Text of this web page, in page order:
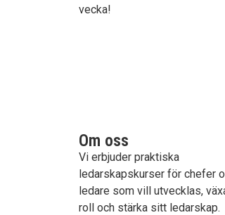
vecka!
Om oss
Vi erbjuder praktiska
ledarskapskurser för chefer
ledare som vill utvecklas,
roll och stärka sitt ledarskap.